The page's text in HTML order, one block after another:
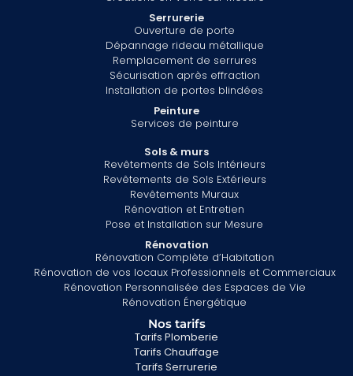
Serrurerie
Ouverture de porte
Dépannage rideau métallique
Remplacement de serrures
Sécurisation après effraction
Installation de portes blindées
Peinture
Services de peinture
Sols & murs
Revêtements de Sols Intérieurs
Revêtements de Sols Extérieurs
Revêtements Muraux
Rénovation et Entretien
Pose et Installation sur Mesure
Rénovation
Rénovation Complète d’Habitation
Rénovation de vos locaux Professionnels et Commerciaux
Rénovation Personnalisée des Espaces de Vie
Rénovation Énergétique
Nos tarifs
Tarifs Plomberie
Tarifs Chauffage
Tarifs Serrurerie